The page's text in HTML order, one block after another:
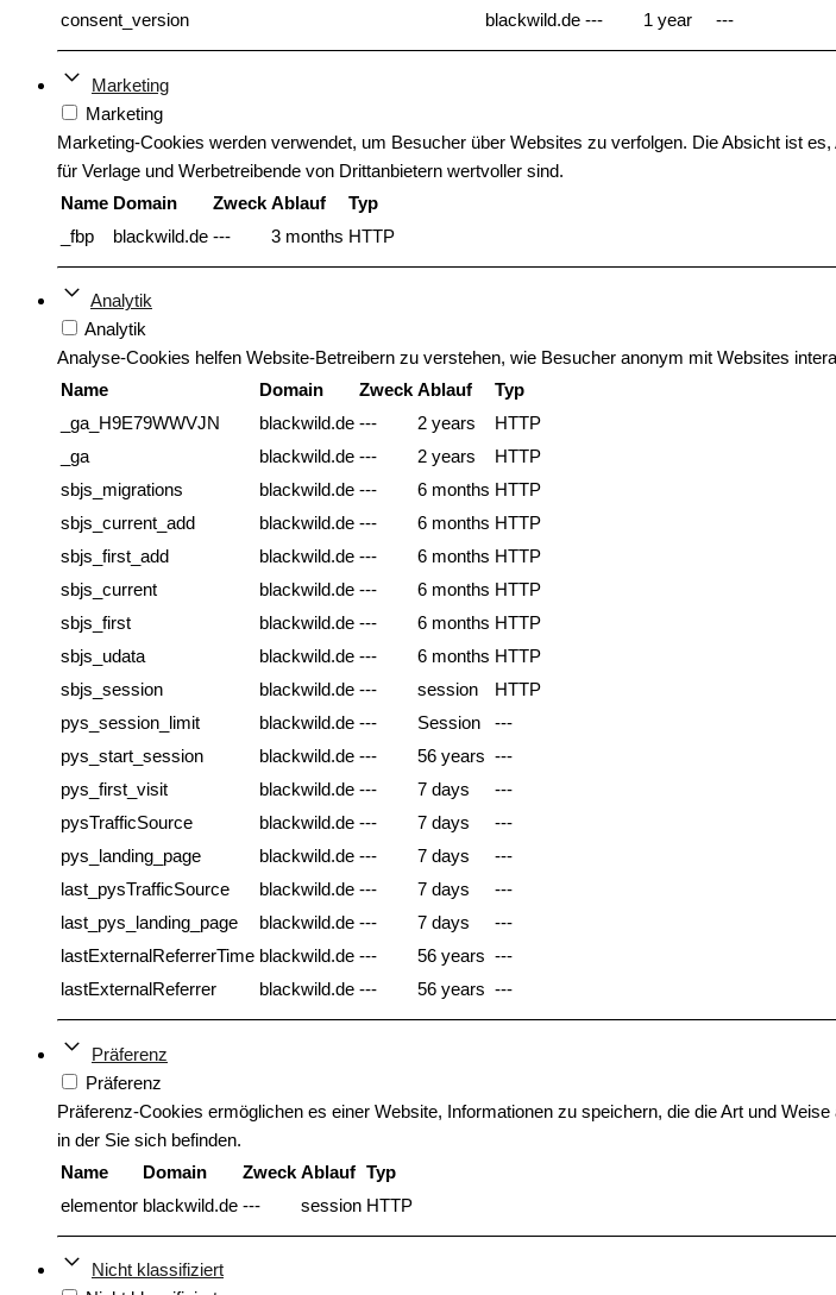
consent_version
blackwild.de --- 1 year ---
Marketing
Marketing
Marketing-Cookies werden verwendet, um Besucher über Websites zu verfolgen. Die Absicht ist
für Verlage und Werbetreibende von Drittanbietern wertvoller sind.
Name Domain Zweck Ablauf
Typ
_fbp
blackwild.de --- 3 months HTTP
Analytik
Analytik
Analyse-Cookies helfen Website-Betreibern zu verstehen, wie Besucher anonym mit Websites
Name
Domain Zweck Ablauf
Typ
_ga_H9E79WWVJN
blackwild.de --- 2 years
HTTP
_ga
blackwild.de --- 2 years
HTTP
sbjs_migrations
blackwild.de --- 6 months HTTP
sbjs_current_add
blackwild.de --- 6 months HTTP
sbjs_first_add
blackwild.de --- 6 months HTTP
sbjs_current
blackwild.de --- 6 months HTTP
sbjs_first
blackwild.de --- 6 months HTTP
sbjs_udata
blackwild.de --- 6 months HTTP
sbjs_session
blackwild.de --- session
HTTP
pys_session_limit
blackwild.de --- Session
---
pys_start_session
blackwild.de --- 56 years ---
pys_first_visit
blackwild.de --- 7 days
---
pysTrafficSource
blackwild.de --- 7 days
---
pys_landing_page
blackwild.de --- 7 days
---
last_pysTrafficSource
blackwild.de --- 7 days
---
last_pys_landing_page
blackwild.de --- 7 days
---
lastExternalReferrerTime blackwild.de --- 56 years ---
lastExternalReferrer
blackwild.de --- 56 years ---
Präferenz
Präferenz
Präferenz-Cookies ermöglichen es einer Website, Informationen zu speichern, die die Art und
in der Sie sich befinden.
Name
Domain Zweck Ablauf Typ
elementor blackwild.de --- session HTTP
Nicht klassifiziert